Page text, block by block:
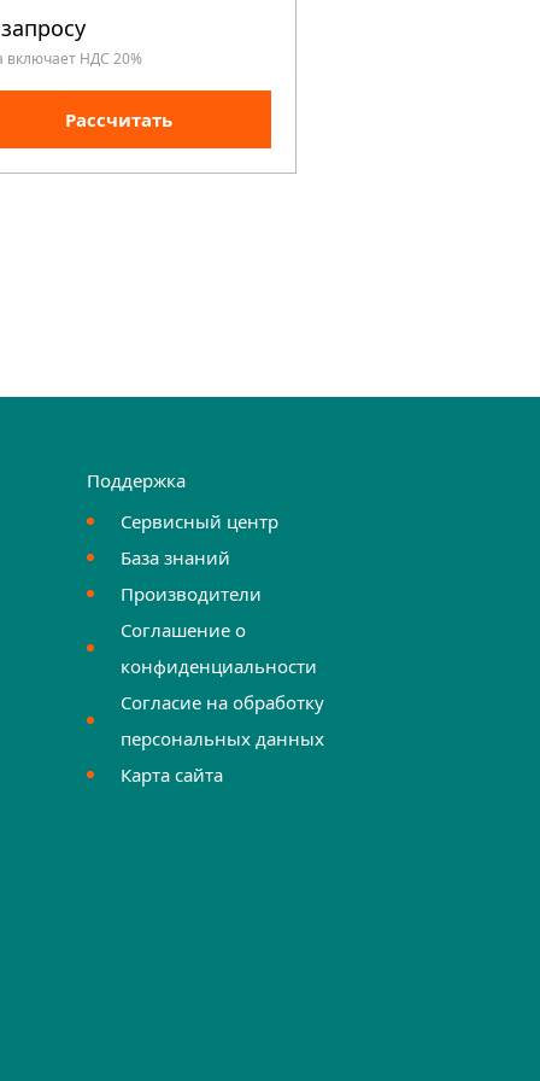
включает НДС 20%
Рассчитать
Поддержка
Сервисный центр
База знаний
Производители
Соглашение о
конфиденциальности
Согласие на обработку
персональных данных
Карта сайта